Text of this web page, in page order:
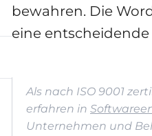
bewahren. Die
eine entscheidende
Als nach ISO 9001
erfahren in
Unternehmen und